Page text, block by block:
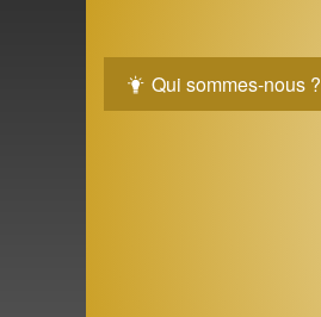
Qui sommes-nous ?